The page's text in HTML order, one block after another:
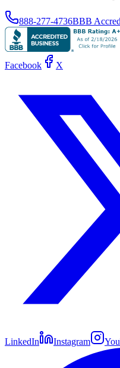
888-277-4736BBB
Facebook X
LinkedIn Instagram